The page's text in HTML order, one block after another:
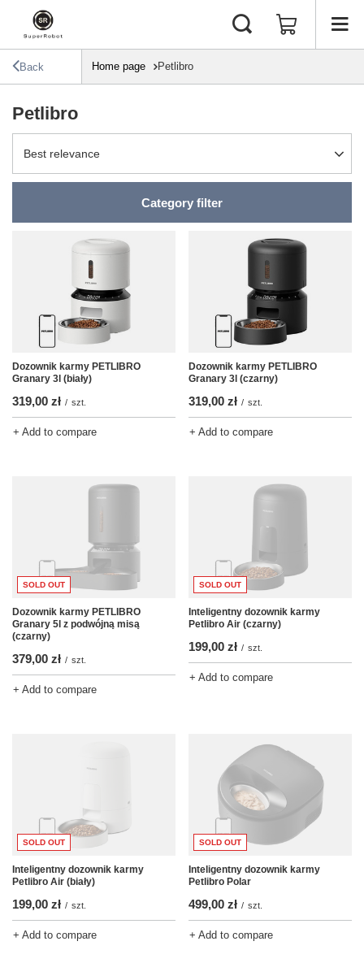
Back Home page Petlibro
Petlibro
Change sorting
Best relevance
Category filter
Dozownik karmy PETLIBRO
Granary 3l (biały)
319,00 zł / szt.
+ Add to compare
Dozownik karmy PETLIBRO
Granary 3l (czarny)
319,00 zł / szt.
+ Add to compare
SOLD OUT
Dozownik karmy PETLIBRO
Granary 5l z podwójną misą
(czarny)
379,00 zł / szt.
+ Add to compare
SOLD OUT
Inteligentny dozownik karmy
Petlibro Air (czarny)
199,00 zł / szt.
+ Add to compare
SOLD OUT
Inteligentny dozownik karmy
Petlibro Air (biały)
199,00 zł / szt.
+ Add to compare
SOLD OUT
Inteligentny dozownik karmy
Petlibro Polar
499,00 zł / szt.
+ Add to compare